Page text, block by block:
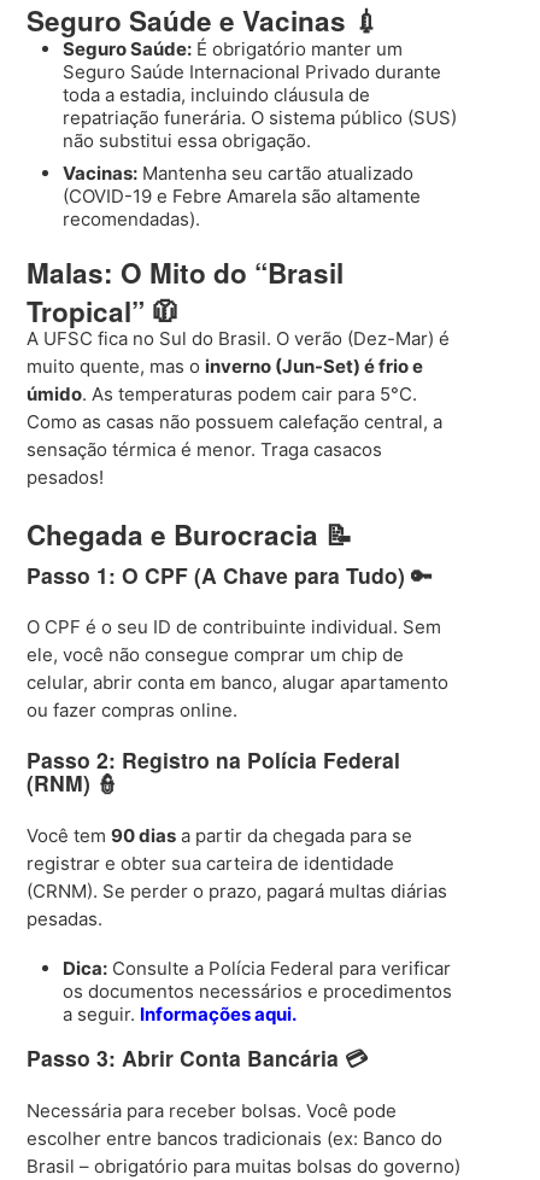
Seguro Saúde e Vacinas 💉
Seguro Saúde: É obrigatório manter um
Seguro Saúde Internacional Privado durante
toda a estadia, incluindo cláusula de
repatriação funerária. O sistema público (SUS)
não substitui essa obrigação.
Vacinas: Mantenha seu cartão atualizado
(COVID-19 e Febre Amarela são altamente
recomendadas).
Malas: O Mito do “Brasil
Tropical” 🧥
A UFSC fica no Sul do Brasil. O verão (Dez-Mar) é
muito quente, mas o inverno (Jun-Set) é frio e
úmido. As temperaturas podem cair para 5°C.
Como as casas não possuem calefação central, a
sensação térmica é menor. Traga casacos
pesados!
Chegada e Burocracia 📝
Passo 1: O CPF (A Chave para Tudo) 🔑
O CPF é o seu ID de contribuinte individual. Sem
ele, você não consegue comprar um chip de
celular, abrir conta em banco, alugar apartamento
ou fazer compras online.
Passo 2: Registro na Polícia Federal
(RNM) 👮
Você tem90 dias a partir da chegada para se
registrar e obter sua carteira de identidade
(CRNM). Se perder o prazo, pagará multas diárias
pesadas.
Dica: Consulte a Polícia Federal para verificar
os documentos necessários e procedimentos
a seguir. Informações aqui.
Passo 3: Abrir Conta Bancária 💳
Necessária para receber bolsas. Você pode
escolher entre bancos tradicionais (ex: Banco do
Brasil – obrigatório para muitas bolsas do governo)